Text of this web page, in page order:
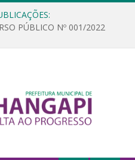
PÚBLICO Nº 001/2022